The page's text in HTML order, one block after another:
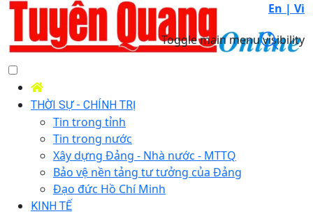
En | Vi
Toggle main menu visibility
THỜI SỰ - CHÍNH TRỊ
Tin trong tỉnh
Tin trong nước
Xây dựng Đảng - Nhà nước - MTTQ
Bảo vệ nền tảng tư tưởng của Đảng
Đạo đức Hồ Chí Minh
KINH TẾ